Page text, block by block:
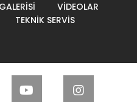
VİDEOLAR
TEKNİK SERVİS